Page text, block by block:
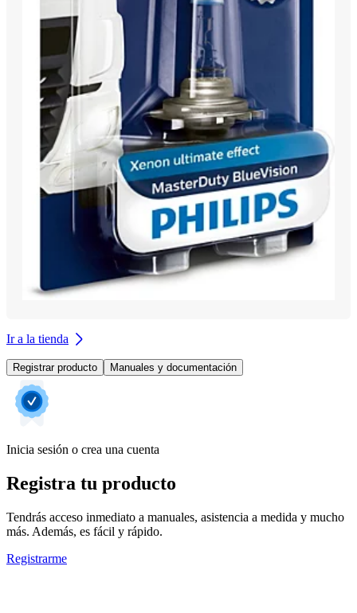
Ir a la tienda
Registrar producto Manuales y documentación
Inicia sesión o crea una cuenta
Registra tu producto
Tendrás acceso inmediato a manuales, asistencia a medida y mucho
más. Además, es fácil y rápido.
Registrarme